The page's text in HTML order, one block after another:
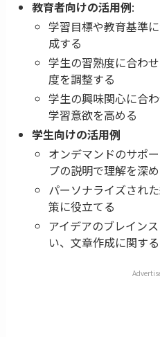
教育者向けの活用例:
学習目標や教育基準
成する
学生の習熟度に合わ
度を調整する
学生の興味関心に合
学習意欲を高める
学生向けの活用例
オンデマンドのサポ
プの説明で理解を深
パーソナライズされ
策に役立てる
アイデアのブレイン
い、文章作成に関す